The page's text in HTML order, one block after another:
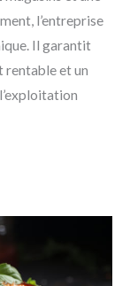
l’entreprise
Il garantit
rentable et un